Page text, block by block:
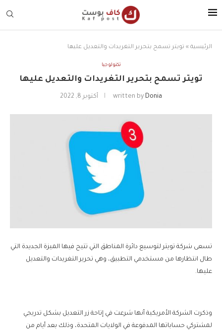
الرئيسية » تويتر تسمح بتحرير التغريدات والتعديل عليها
تكنولوجيا
تويتر تسمح بتحرير التغريدات والتعديل عليها
written by Donia أكتوبر 8, 2022
تسعى شركة تويتر لتوسيع دائرة المناطق التي تتيح فيها الميزة الجديدة التي
طال انتظارها من مستخدمي التطبيق، وهي تحرير التغريدات والتعديل
عليها.
وذكرت الشركة الأمريكية أنها شرعت في إتاحة زر التعديل بشكل تدريجي
لمشتركي حساباتها المدفوعة في الولايات المتحدة، وذلك بعد أيام من